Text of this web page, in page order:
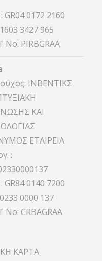
GR04 0172 2160
3427 965
No: PIRBGRAA
ΙΝΒΕΝΤΙΚΣ
ΚΑΙ
ΕΤΑΙΡΕΙΑ
:
GR84 0140 7200
0000 137
No: CRBAGRAA
ΚΑΡΤΑ